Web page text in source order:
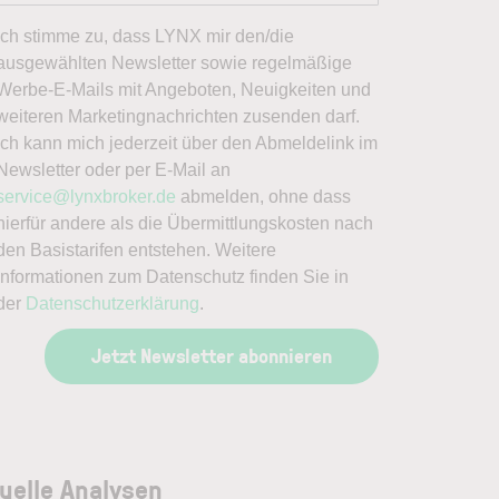
stimme zu, dass LYNX mir den/die
Newsletter sowie regelmäßige
E-Mails mit Angeboten, Neuigkeiten und
Marketingnachrichten zusenden darf.
kann mich jederzeit über den Abmeldelink im
oder per E-Mail an
abmelden, ohne dass
andere als die Übermittlungskosten nach
Basistarifen entstehen. Weitere
zum Datenschutz finden Sie in
Datenschutzerklärung.
Jetzt Newsletter abonnieren
Analysen